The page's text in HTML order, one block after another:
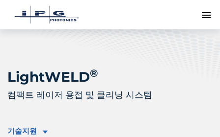
메
LightWELD®
컴팩트 레이저 용접 및 클리닝 시스템
기술지원